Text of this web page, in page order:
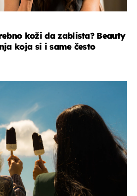
koži da zablista? Beauty
koja si i same često